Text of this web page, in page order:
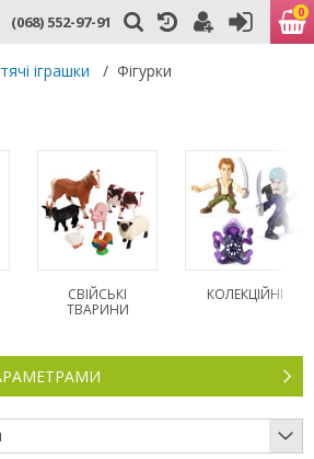
(068) 552-97-91 0
іграшки / Фігурки
СВІЙСЬКІ
ТВАРИНИ
КОЛЕКЦІЙНІ